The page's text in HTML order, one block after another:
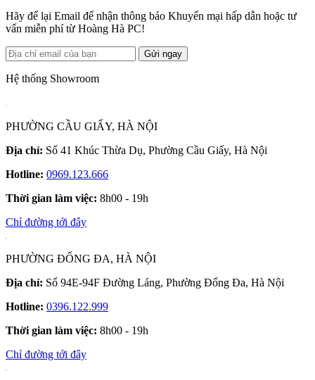
Hãy để lại Email để nhận thông báo Khuyến mại hấp dẫn hoặc tư
vấn miễn phí từ Hoàng Hà PC!
Gửi ngay
Hệ thống Showroom
PHƯỜNG CẦU GIẤY, HÀ NỘI
Địa chỉ: Số 41 Khúc Thừa Dụ, Phường Cầu Giấy, Hà Nội
Hotline: 0969.123.666
Thời gian làm việc: 8h00 - 19h
Chỉ đường tới đây
PHƯỜNG ĐỐNG ĐA, HÀ NỘI
Địa chỉ: Số 94E-94F Đường Láng, Phường Đống Đa, Hà Nội
Hotline: 0396.122.999
Thời gian làm việc: 8h00 - 19h
Chỉ đường tới đây